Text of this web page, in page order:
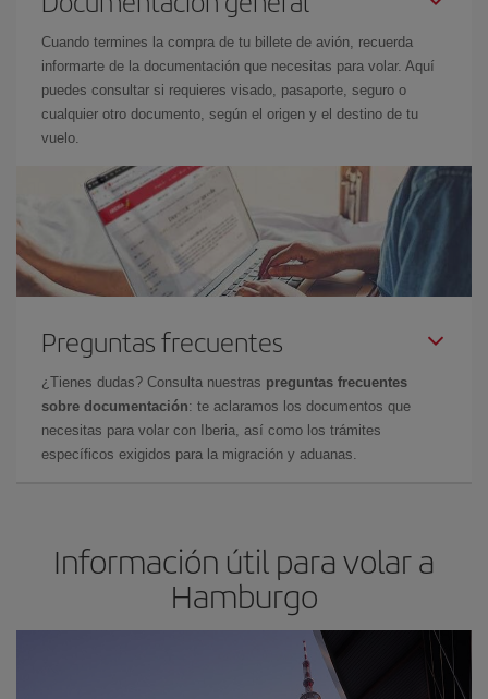
Cuando termines la compra de tu billete de avión, recuerda
informarte de la documentación que necesitas para volar. Aquí
puedes consultar si requieres visado, pasaporte, seguro o
cualquier otro documento, según el origen y el destino de tu
vuelo.
Preguntas frecuentes
¿Tienes dudas? Consulta nuestras preguntas frecuentes
sobre documentación: te aclaramos los documentos que
necesitas para volar con Iberia, así como los trámites
específicos exigidos para la migración y aduanas.
Información útil para volar a
Hamburgo